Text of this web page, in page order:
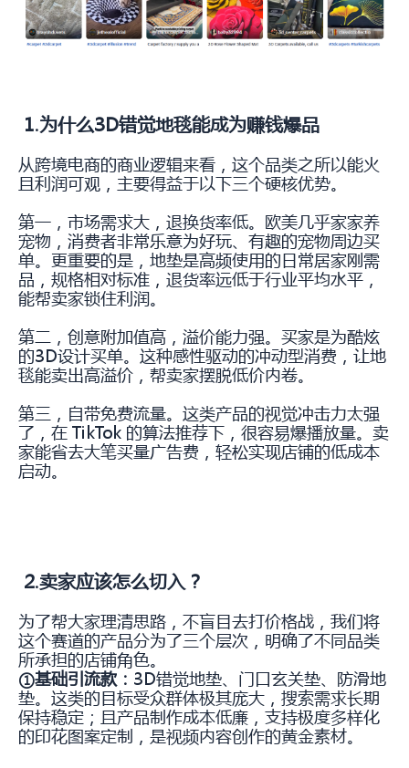
1.为什么3D错觉地毯能成为赚钱爆品
从跨境电商的商业逻辑来看，这个品类之所以能火
且利润可观，主要得益于以下三个硬核优势。
第一，市场需求大，退换货率低。欧美几乎家家养
宠物，消费者非常乐意为好玩、有趣的宠物周边买
单。更重要的是，地垫是高频使用的日常居家刚需
品，规格相对标准，退货率远低于行业平均水平，
能帮卖家锁住利润。
第二，创意附加值高，溢价能力强。买家是为酷炫
的3D设计买单。这种感性驱动的冲动型消费，让地
毯能卖出高溢价，帮卖家摆脱低价内卷。
第三，自带免费流量。这类产品的视觉冲击力太强
了，在 TikTok 的算法推荐下，很容易爆播放量。卖
家能省去大笔买量广告费，轻松实现店铺的低成本
启动。
2.卖家应该怎么切入？
为了帮大家理清思路，不盲目去打价格战，我们将
这个赛道的产品分为了三个层次，明确了不同品类
所承担的店铺角色。
①基础引流款： 3D错觉地垫、门口玄关垫、防滑地
垫。这类的目标受众群体极其庞大，搜索需求长期
保持稳定；且产品制作成本低廉，支持极度多样化
的印花图案定制，是视频内容创作的黄金素材。